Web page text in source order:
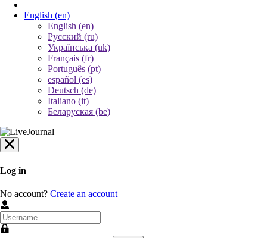
English (en)
English (en)
Русский (ru)
Українська (uk)
Français (fr)
Português (pt)
español (es)
Deutsch (de)
Italiano (it)
Беларуская (be)
Log in
No account? Create an account